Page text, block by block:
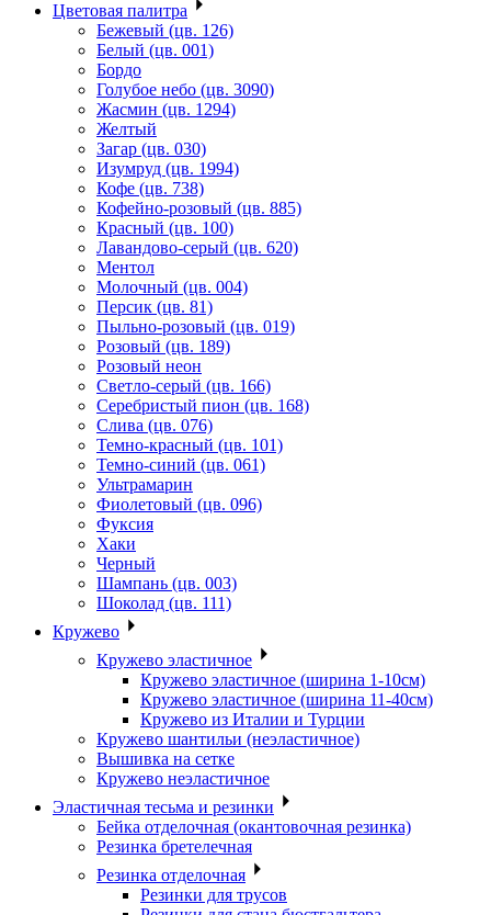
Цветовая палитра
Бежевый (цв. 126)
Белый (цв. 001)
Бордо
Голубое небо (цв. 3090)
Жасмин (цв. 1294)
Желтый
Загар (цв. 030)
Изумруд (цв. 1994)
Кофе (цв. 738)
Кофейно-розовый (цв. 885)
Красный (цв. 100)
Лавандово-серый (цв. 620)
Ментол
Молочный (цв. 004)
Персик (цв. 81)
Пыльно-розовый (цв. 019)
Розовый (цв. 189)
Розовый неон
Светло-серый (цв. 166)
Серебристый пион (цв. 168)
Слива (цв. 076)
Темно-красный (цв. 101)
Темно-синий (цв. 061)
Ультрамарин
Фиолетовый (цв. 096)
Фуксия
Хаки
Черный
Шампань (цв. 003)
Шоколад (цв. 111)
Кружево
Кружево эластичное
Кружево эластичное (ширина 1-10см)
Кружево эластичное (ширина 11-40см)
Кружево из Италии и Турции
Кружево шантильи (неэластичное)
Вышивка на сетке
Кружево неэластичное
Эластичная тесьма и резинки
Бейка отделочная (окантовочная резинка)
Резинка бретелечная
Резинка отделочная
Резинки для трусов